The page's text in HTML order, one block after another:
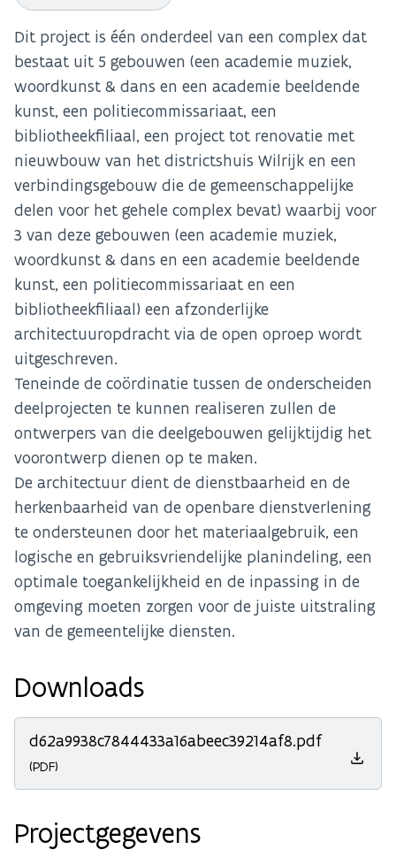
Dit project is één onderdeel van een complex dat
bestaat uit 5 gebouwen (een academie muziek,
woordkunst & dans en een academie beeldende
kunst, een politiecommissariaat, een
bibliotheekfiliaal, een project tot renovatie met
nieuwbouw van het districtshuis Wilrijk en een
verbindingsgebouw die de gemeenschappelijke
delen voor het gehele complex bevat) waarbij voor
3 van deze gebouwen (een academie muziek,
woordkunst & dans en een academie beeldende
kunst, een politiecommissariaat en een
bibliotheekfiliaal) een afzonderlijke
architectuuropdracht via de open oproep wordt
uitgeschreven.
Teneinde de coördinatie tussen de onderscheiden
deelprojecten te kunnen realiseren zullen de
ontwerpers van die deelgebouwen gelijktijdig het
voorontwerp dienen op te maken.
De architectuur dient de dienstbaarheid en de
herkenbaarheid van de openbare dienstverlening
te ondersteunen door het materiaalgebruik, een
logische en gebruiksvriendelijke planindeling, een
optimale toegankelijkheid en de inpassing in de
omgeving moeten zorgen voor de juiste uitstraling
van de gemeentelijke diensten.
Downloads
d62a9938c7844433a16abeec39214af8.pdf
(PDF)
Projectgegevens